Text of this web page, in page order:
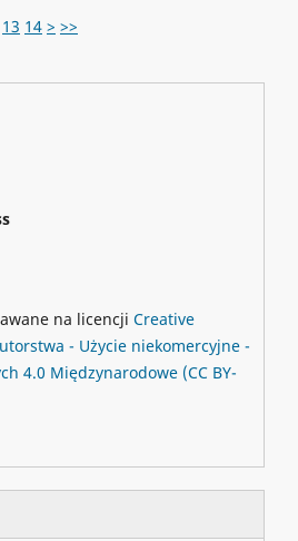
13 14 > >>
na licencji Creative
- Użycie niekomercyjne -
4.0 Międzynarodowe (CC BY-